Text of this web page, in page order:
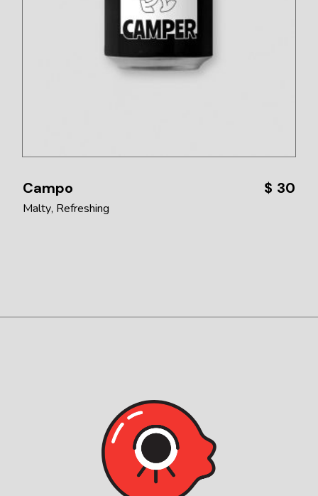
Campo $ 30
Malty Refreshing